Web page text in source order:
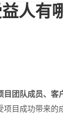
人有
目团队成员、客
目成功带来的